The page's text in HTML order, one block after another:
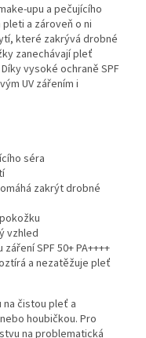
upu a pečujícího
a zároveň o ni
které zakrývá drobné
zanechávají pleť
vysoké ochraně SPF
UV zářením i
séra
zakrýt drobné
vzhled
SPF 50+ PA++++
a nezatěžuje pleť
na čistou pleť a
houbičkou. Pro
na problematická